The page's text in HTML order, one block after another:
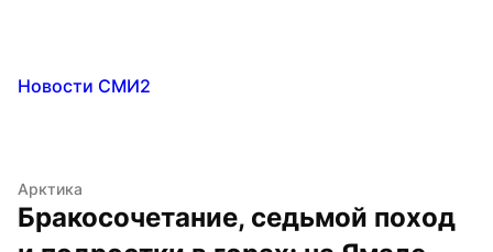
Новости СМИ2
Арктика
Бракосочетание, седьмой поход